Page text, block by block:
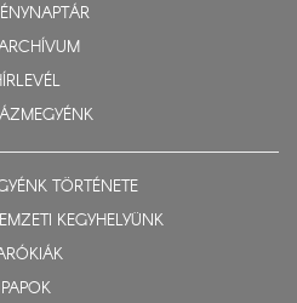
TÖRTÉNETE
KEGYHELYÜNK
PAPOK